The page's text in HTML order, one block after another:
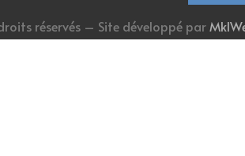
réservés – Site développé par